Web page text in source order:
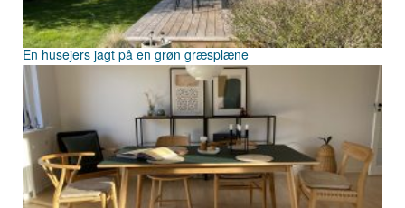
En husejers jagt på en grøn græsplæne